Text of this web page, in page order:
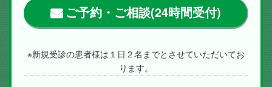
ご予約・ご相談(24時間受付)
※新規受診の患者様は１日２名までとさせていただいてお
ります。